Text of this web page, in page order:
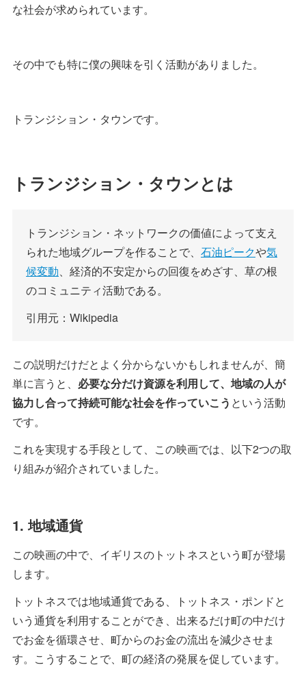
な社会が求められています。
その中でも特に僕の興味を引く活動がありました。
トランジション・タウンです。
トランジション・タウンとは
トランジション・ネットワークの価値によって支え
られた地域グループを作ることで、 石油ピークや気
候変動、経済的不安定からの回復をめざす、草の根
のコミュニティ活動である。
引用元：Wikipedia
この説明だけだとよく分からないかもしれませんが、簡
単に言うと、 必要な分だけ資源を利用して、地域の人が
協力し合って持続可能な社会を作っていこう という活動
です。
これを実現する手段として、この映画では、以下2つの取
り組みが紹介されていました。
1. 地域通貨
この映画の中で、イギリスのトットネスという町が登場
します。
トットネスでは地域通貨である、トットネス・ポンドと
いう通貨を利用することができ、出来るだけ町の中だけ
でお金を循環させ、町からのお金の流出を減少させま
す。こうすることで、町の経済の発展を促しています。